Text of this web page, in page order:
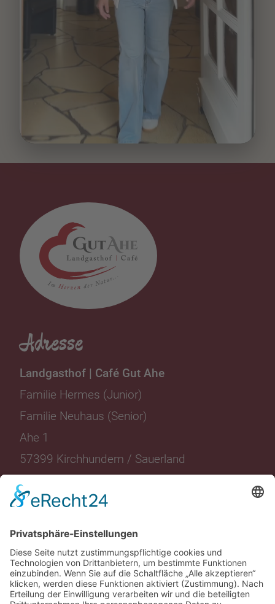
Adresse
Landgasthof | Café Gut Ahe
Familie Hermes (Junior)
Familie Neuhaus (Senior)
Ahe 1
57399 Kirchhundem / Sauerland
Landgasthof
Restaurant
Angebote
Eventlocation
Friggen
Events
Aktuelles Freizeit